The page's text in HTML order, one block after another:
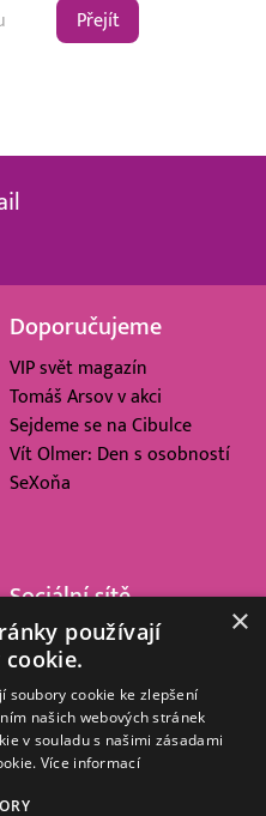
Přejít
Doporučujeme
VIP svět magazín
Tomáš Arsov v akci
Sejdeme se na Cibulce
Vít Olmer: Den s osobností
SeXoňa
Sociální sítě
×
používají
soubory cookie ke zlepšení
našich webových stránek
v souladu s našimi zásadami
Více informací